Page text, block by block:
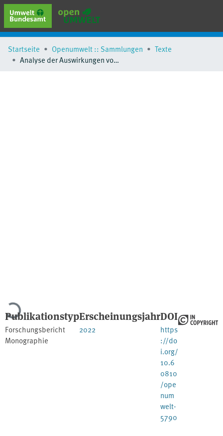
erweiterte Suche
Browse
Startseite Openumwelt :: Sammlungen
Texte
Analyse der Auswirkungen von Klappenauspuffanlagen
Lade...
Publikationstyp
Forschungsbericht
Monographie
Erscheinungsjahr
2022
DOI
https
://do
i.org/
10.6
0810
/ope
num
welt-
5790